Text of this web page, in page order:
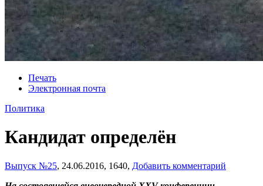
Печать
Электронная почта
Политика
Кандидат определён
Выпуск №25, 24.06.2016, 1640, Добавить комментарий